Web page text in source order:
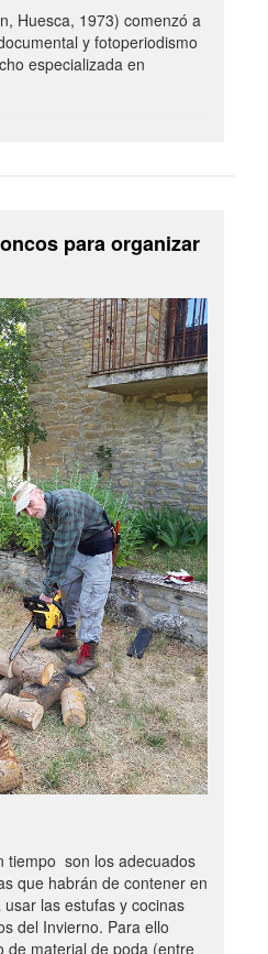
Huesca, 1973) comenzó a
y fotoperiodismo
especializada en
para organizar
tiempo son los adecuados
que habrán de contener en
las estufas y cocinas
del Invierno. Para ello
de material de poda (entre